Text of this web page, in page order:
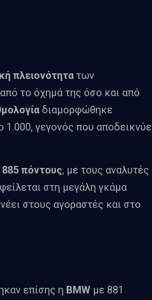
πλειονότητα των
το όχημά της όσο και από
διαμορφώθηκε
γεγονός που
885 πόντους, με τους αναλυτές
στη μεγάλη γκάμα
στους αγοραστές και στο
επίσης η BMW με 881